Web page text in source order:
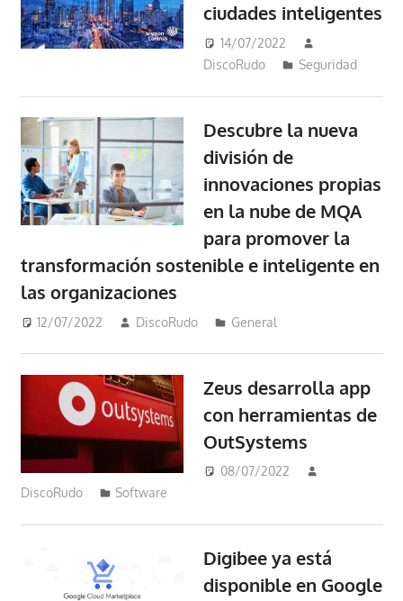
ciudades inteligentes
14/07/2022
DiscoRudo
Seguridad
Descubre la nueva
división de
innovaciones propias
en la nube de MQA
para promover la
transformación sostenible e inteligente en
las organizaciones
12/07/2022 DiscoRudo General
Zeus desarrolla app
con herramientas de
OutSystems
08/07/2022
DiscoRudo
Software
Digibee ya está
disponible en Google